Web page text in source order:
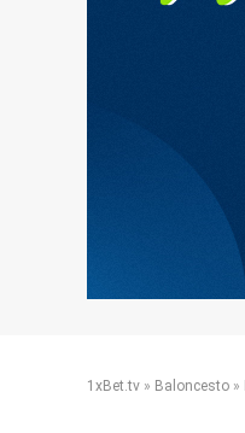
1xBet.tv » Baloncesto »